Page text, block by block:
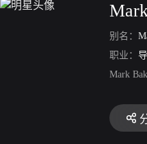
别名：
职业：
Mark